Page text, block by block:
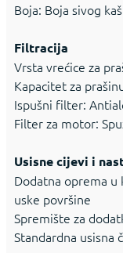
Boja: Boja sivog
Filtracija
Vrsta vrećice za
Kapacitet za
Ispušni filter:
Filter za motor:
Usisne cijevi i
Dodatna oprema u
uske površine
Spremište za
Standardna usisna